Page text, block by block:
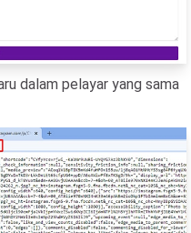
dalam pelayar yang sama